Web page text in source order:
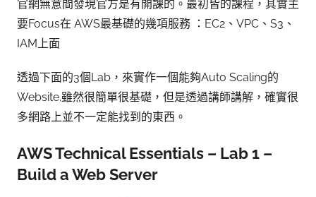
官網無意間發現官方是有開課的。最初皆的課程，其實主
要Focus在 AWS最基礎的幾項服務 ：EC2、VPC、S3、
IAM上面
透過下面的3個Lab，來實作一個能夠Auto Scaling的
Website.雖然很簡單很基礎，但是透過講師講解，確實很
多網路上並不一定能找到的東西。
AWS Technical Essentials – Lab 1 –
Build a Web Server